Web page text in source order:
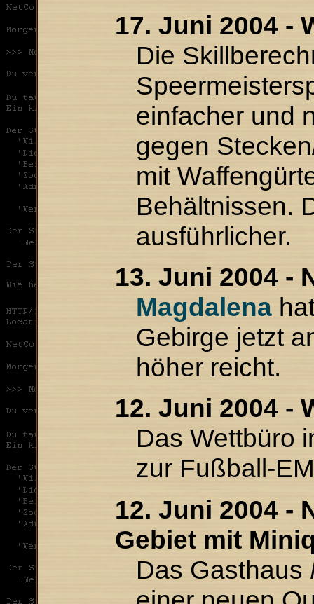
17. Juni 2004 -
Die
einfacher und
gegen
mit
Behältnissen.
ausführlicher.
13. Juni 2004 -
Magdalena
Gebirge jetzt
höher reicht.
12. Juni 2004 -
Das Wettbüro
zur Fußball-
12. Juni 2004 -
Gebiet mit
Das Gasthaus